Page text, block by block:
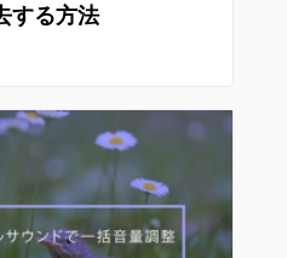
する方法